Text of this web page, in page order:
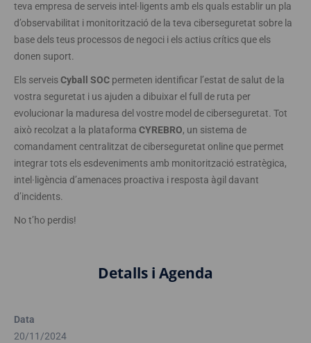
teva empresa de serveis intel·ligents amb els quals establir un pla
d’observabilitat i monitorització de la teva ciberseguretat sobre la
base dels teus processos de negoci i els actius crítics que els
donen suport.
Els serveisCyball SOC permeten identificar l’estat de salut de la
vostra seguretat i us ajuden a dibuixar el full de ruta per
evolucionar la maduresa del vostre model de ciberseguretat. Tot
això recolzat a la plataforma CYREBRO, un sistema de
comandament centralitzat de ciberseguretat online que permet
integrar tots els esdeveniments amb monitorització estratègica,
intel·ligència d’amenaces proactiva i resposta àgil davant
d’incidents.
No t’ho perdis!
Detalls i Agenda
Data
20/11/2024